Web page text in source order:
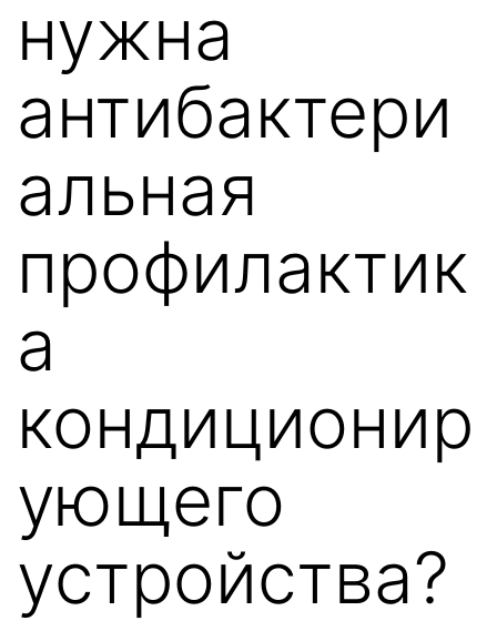
нужна
антибактери
альная
профилактик
а
кондиционир
ующего
устройства?